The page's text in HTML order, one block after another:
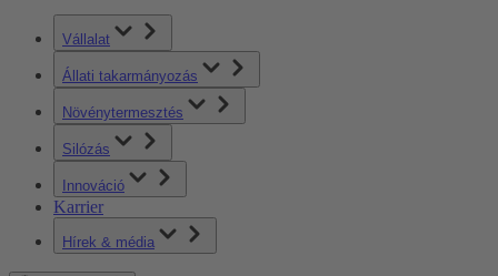
Vállalat
Állati takarmányozás
Növénytermesztés
Silózás
Innováció
Karrier
Hírek & média